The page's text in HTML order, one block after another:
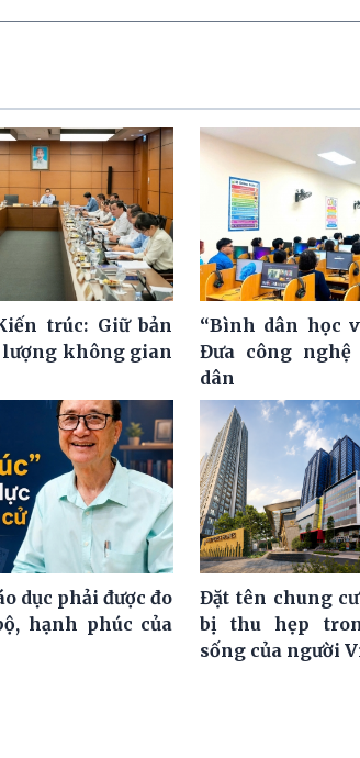
trúc: Giữ bản
lượng không gian
“Bình dân học
Đưa công
dân
dục phải được đo
hạnh phúc của
Đặt tên chung
bị thu hẹp
sống của người